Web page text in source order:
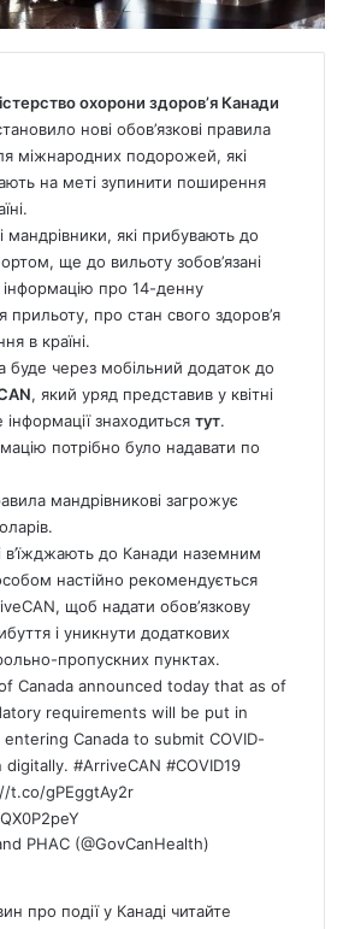
охорони здоров’я Канади
нові обов’язкові правила
міжнародних подорожей, які
на меті зупинити поширення
мандрівники, які прибувають до
ще до вильоту зобов’язані
інформацію про 14-денну
прильоту, про стан свого здоров’я
в країні.
через мобільний додаток до
, який уряд представив у квітні
знаходиться тут.
потрібно було надавати по
мандрівникові загрожує
в’їжджають до Канади наземним
настійно рекомендується
щоб надати обов’язкову
і уникнути додаткових
пропускних пунктах.
Canada announced today that as of
requirements will be put in
Canada to submit COVID-
digitally. #ArriveCAN #COVID19
t.co/gPEggtAy2r
PHAC (@GovCanHealth)
про події у Канаді читайте